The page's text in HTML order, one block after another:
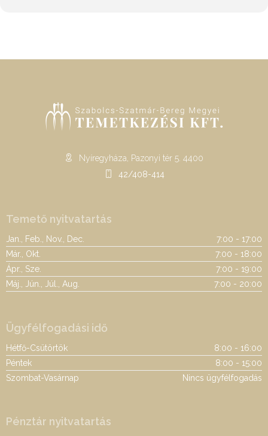
Nyíregyháza, Pazonyi tér 5. 4400
42/408-414
Temető nyitvatartás
Jan., Feb., Nov., Dec.
7:00 - 17:00
Már., Okt.
7:00 - 18:00
Ápr., Sze.
7:00 - 19:00
Máj., Jún., Júl., Aug.
7:00 - 20:00
Ügyfélfogadási idő
Hétfő-Csütörtök
8:00 - 16:00
Péntek
8:00 - 15:00
Szombat-Vasárnap
Nincs ügyfélfogadás
Pénztár nyitvatartás